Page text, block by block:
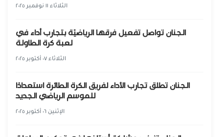
الثلاثاء ١١ نوفمبر ٢٠٢٥
الجنان تواصل تفعيل فرقها الرياضيّة بتجارب أداء في
لعبة كرة الطاولة
الثلاثاء ٠٧ أكتوبر ٢٠٢٥
الجنان تطلق تجارب الأداء لفريق الكرة الطائرة استعدادًا
للموسم الرياضي الجديد
الإثنين ٠٦ أكتوبر ٢٠٢٥